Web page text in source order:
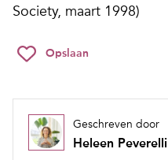
Society, maart 1998)
Opslaan
Geschreven door
Heleen Peverelli